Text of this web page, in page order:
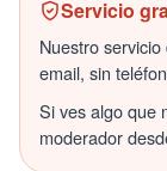
Servicio
Nuestro
email, sin
Si ves algo que
moderador